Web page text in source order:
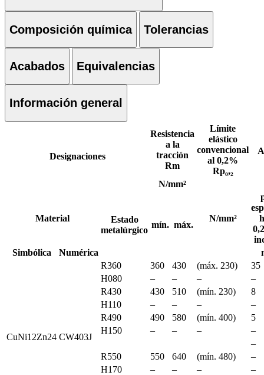
Composición química Tolerancias
Acabados Equivalencias
Información general
Designaciones
Resistencia
a la
tracción
Rm
Límite
elástico
convencional
al 0,2%
Rp₀,₂
N/mm²
N/mm²
Material
Estado
metalúrgico
mín. máx.
Simbólica
Numérica
CuNi12Zn24 CW403J
R360 360 430 (máx. 230)
35
H080
– – –
–
R430
430 510 (mín. 230)
8
H110
– – –
–
R490
490 580 (mín. 400)
5
H150
– – –
–
–
R550
550 640 (mín. 480)
–
H170
– – –
–